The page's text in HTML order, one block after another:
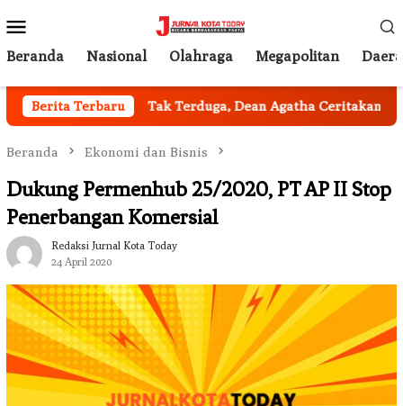
ke
kontenMobile
Beranda Nasional Olahraga Megapolitan
Berita Terbaru
Jakarta Tak Terduga, Dean Agatha Ceritakan Makna
Beranda Ekonomi dan Bisnis
Dukung Permenhub 25/2020, PT AP II Stop
Penerbangan Komersial
Redaksi Jurnal Kota Today
24 April 2020